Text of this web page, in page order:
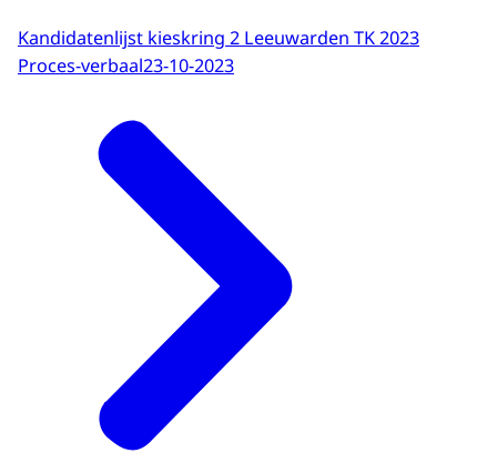
Kandidatenlijst kieskring 2 Leeuwarden TK 2023
Proces-verbaal23-10-2023